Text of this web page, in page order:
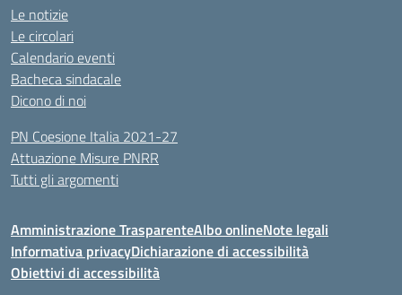
Le notizie
Le circolari
Calendario eventi
Bacheca sindacale
Dicono di noi
PN Coesione Italia 2021-27
Attuazione Misure PNRR
Tutti gli argomenti
Amministrazione TrasparenteAlbo onlineNote legali
Informativa privacyDichiarazione di accessibilità
Obiettivi di accessibilità